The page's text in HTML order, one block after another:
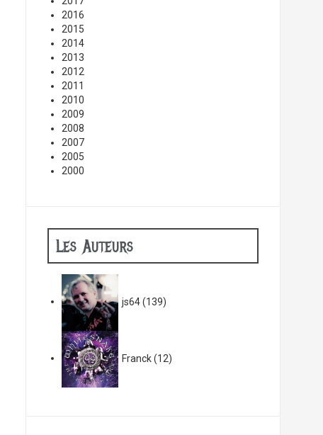
2016
2015
2014
2013
2012
2011
2010
2009
2008
2007
2005
2000
Les Auteurs
js64(139)
Franck(12)